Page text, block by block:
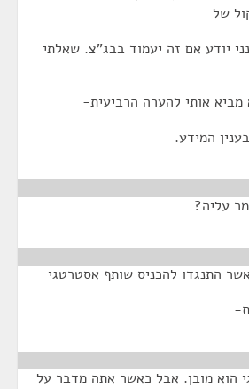
של
יודע אם זה יעמוד בבג"צ. שאלתי
מביא אותי להערה הרביעית-
המידע.
עליה?
התנגדו להכניס שותף אסטרטגי
הוא מובן. אבל כאשר אתה מדבר על